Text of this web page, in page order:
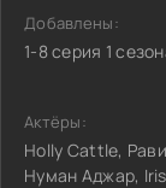
Добавлены:
1-8 серия 1
Актёры:
Holly Cattle,
Нуман Аджар,